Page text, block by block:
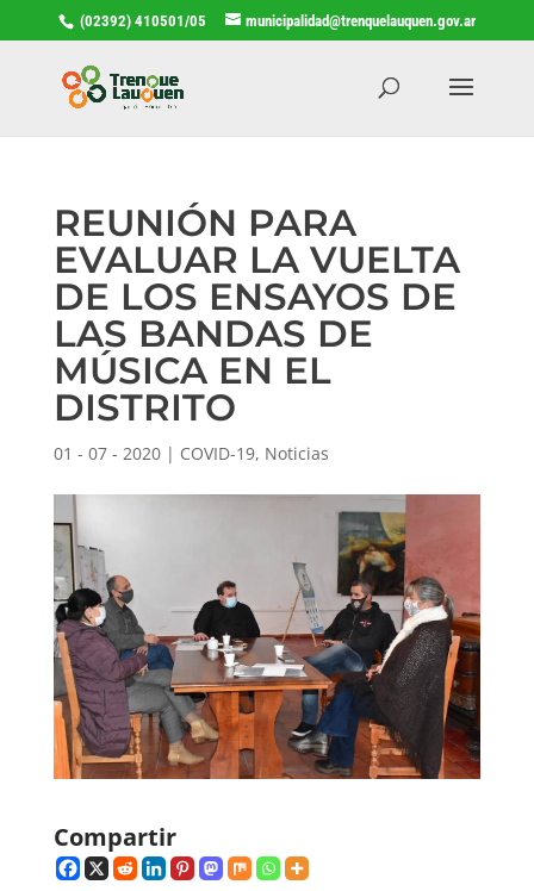
(02392) 410501/05 municipalidad@trenquelauquen.gov.ar
REUNIÓN PARA
EVALUAR LA VUELTA
DE LOS ENSAYOS DE
LAS BANDAS DE
MÚSICA EN EL
DISTRITO
01 - 07 - 2020| COVID-19, Noticias
Compartir